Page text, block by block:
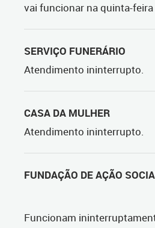
vai funcionar na quinta-
SERVIÇO FUNERÁRIO
Atendimento ininterrupto.
CASA DA MULHER
Atendimento ininterrupto.
FUNDAÇÃO DE AÇÃO
Funcionam